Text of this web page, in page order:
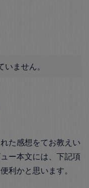
ません。
た感想をてお教えい
ー本文には、下記項
利かと思います。